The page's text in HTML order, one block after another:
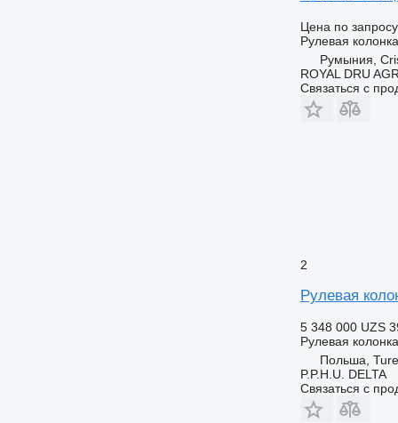
Цена по запросу
Рулевая колонка
Румыния,
ROYAL DRU
Связаться с
2
Рулевая
5 348 000 UZS
Рулевая колонка
Польша,
P.P.H.U. DELTA
Связаться с